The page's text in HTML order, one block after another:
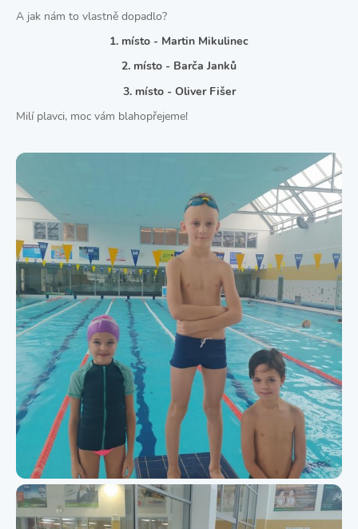
A jak nám to vlastně dopadlo?
1. místo - Martin Mikulinec
2. místo - Barča Janků
3. místo - Oliver Fišer
Milí plavci, moc vám blahopřejeme!